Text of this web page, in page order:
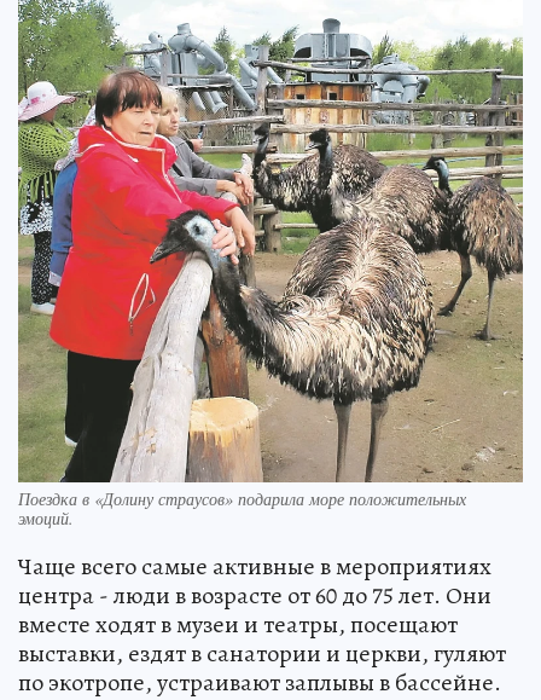
Поездка в «Долину страусов» подарила море положительных
эмоций.
Чаще всего самые активные в мероприятиях
центра - люди в возрасте от 60 до 75 лет. Они
вместе ходят в музеи и театры, посещают
выставки, ездят в санатории и церкви, гуляют
по экотропе, устраивают заплывы в бассейне.